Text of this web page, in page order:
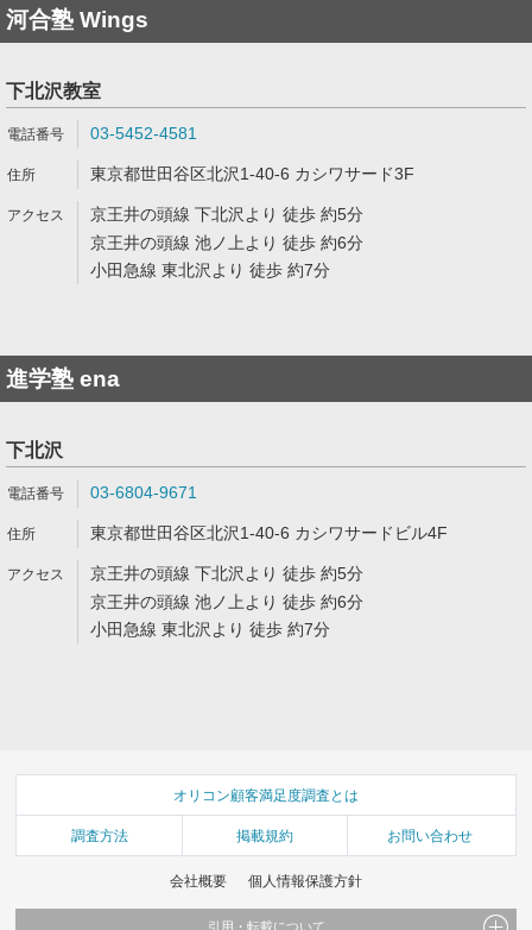
河合塾 Wings
下北沢教室
03-5452-4581
東京都世田谷区北沢1-40-6 カシワサード3F
京王井の頭線 下北沢より 徒歩 約5分
京王井の頭線 池ノ上より 徒歩 約6分
小田急線 東北沢より 徒歩 約7分
進学塾 ena
下北沢
03-6804-9671
東京都世田谷区北沢1-40-6 カシワサードビル4F
京王井の頭線 下北沢より 徒歩 約5分
京王井の頭線 池ノ上より 徒歩 約6分
小田急線 東北沢より 徒歩 約7分
オリコン顧客満足度調査とは
調査方法 掲載規約 お問い合わせ
会社概要 個人情報保護方針
引用・転載について